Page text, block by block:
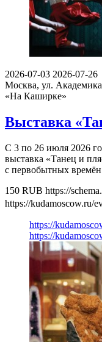
2026-07-03 2026-07-26
Москва, ул.
«На Каширке»
Выставка
С 3 по 26 июля 2026
выставка «Танец и
с первобытных
150 RUB https://
https://kudamoscow.ru/
https://
https://